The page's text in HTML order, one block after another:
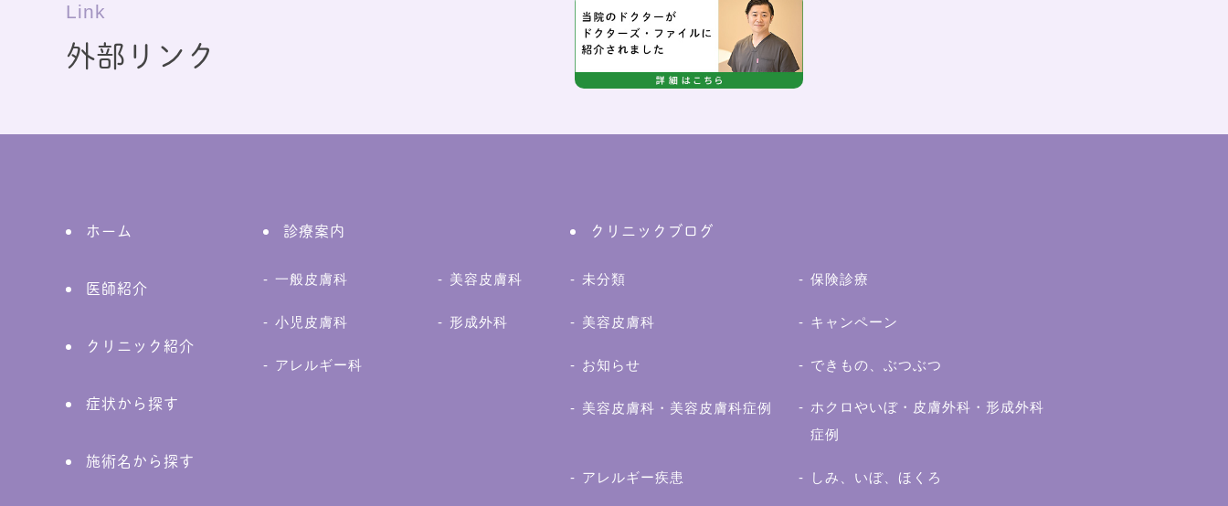
Link
外部リンク
ホーム
医師紹介
クリニック紹介
症状から探す
施術名から探す
診療案内
一般皮膚科 美容皮膚科
小児皮膚科 形成外科
アレルギー科
クリニックブログ
未分類 保険診療
美容皮膚科 キャンペーン
お知らせ できもの、ぶつぶつ
美容皮膚科・美容皮膚科症例
ホクロやいぼ・皮膚外科・形成外科
症例
アレルギー疾患 しみ、いぼ、ほくろ